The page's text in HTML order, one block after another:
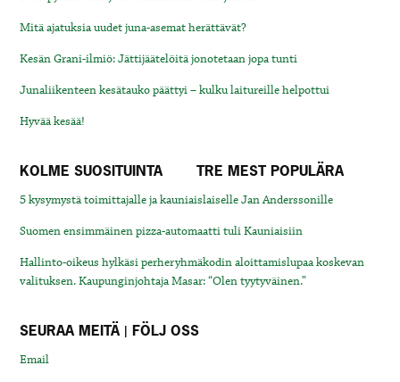
Mitä ajatuksia uudet juna-asemat herättävät?
Kesän Grani-ilmiö: Jättijäätelöitä jonotetaan jopa tunti
Junaliikenteen kesätauko päättyi – kulku laitureille helpottui
Hyvää kesää!
KOLME SUOSITUINTA TRE MEST POPULÄRA
5 kysymystä toimittajalle ja kauniaislaiselle Jan Anderssonille
Suomen ensimmäinen pizza-automaatti tuli Kauniaisiin
Hallinto-oikeus hylkäsi perheryhmäkodin aloittamislupaa koskevan
valituksen. Kaupunginjohtaja Masar: “Olen tyytyväinen.”
SEURAA MEITÄ | FÖLJ OSS
Email